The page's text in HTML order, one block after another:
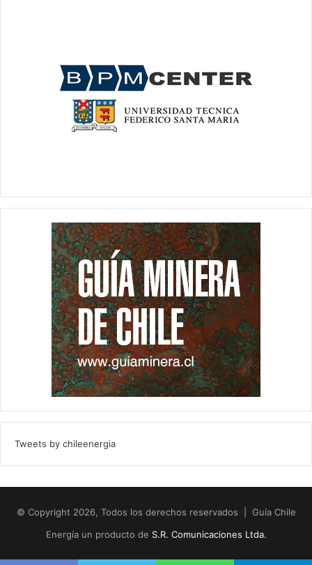
Tweets by chileenergia
© Copyright 2026, Todos los derechos reservados | Guía Chile
Energía un producto de S.R. Comunicaciones Ltda.